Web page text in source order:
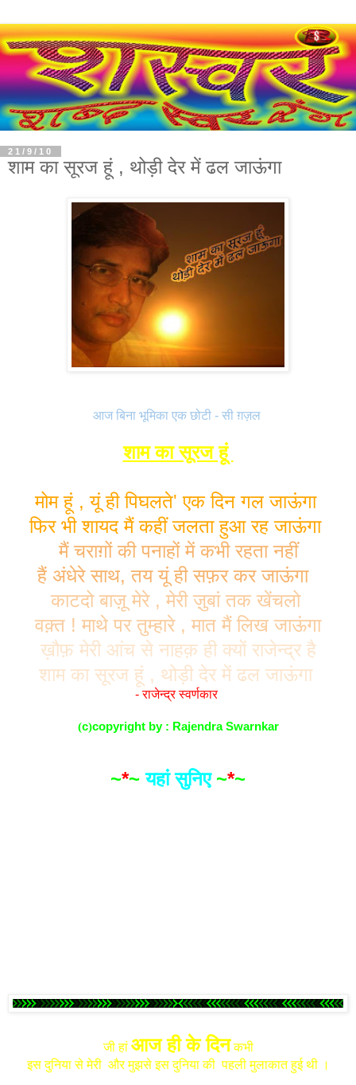
21/9/10
शाम का सूरज हूं , थोड़ी देर में ढल जाऊंगा
आज बिना भूमिका एक छोटी - सी ग़ज़ल
शाम का सूरज हूं
मोम हूं , यूं ही पिघलते' एक दिन गल जाऊंगा
फिर भी शायद मैं कहीं जलता हुआ रह जाऊंगा
मैं चराग़ों की पनाहों में कभी रहता नहीं
हैं अंधेरे साथ, तय यूं ही सफ़र कर जाऊंगा
काटदो बाज़ू मेरे , मेरी ज़ुबां तक खेंचलो
वक़्त ! माथे पर तुम्हारे , मात मैं लिख जाऊंगा
ख़ौफ़ मेरी आंच से नाहक़ ही क्यों राजेन्द्र है
शाम का सूरज हूं , थोड़ी देर में ढल जाऊंगा
- राजेन्द्र स्वर्णकार
(c)copyright by : Rajendra Swarnkar
~*~ यहां सुनिए ~*~
जी हां आज ही के दिन कभी
इस दुनिया से मेरी और मुझसे इस दुनिया की पहली मुलाकात हुई थी ।